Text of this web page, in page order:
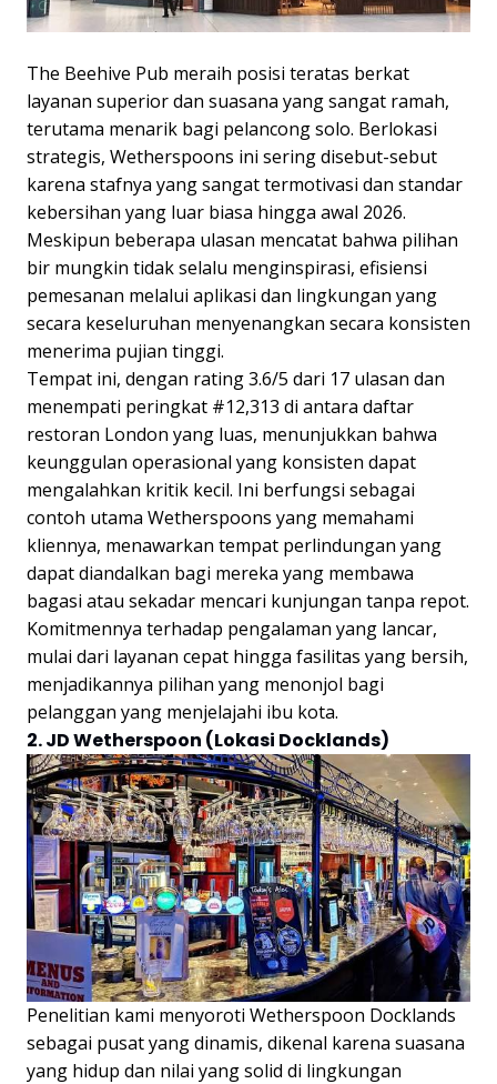
The Beehive Pub meraih posisi teratas berkat
layanan superior dan suasana yang sangat ramah,
terutama menarik bagi pelancong solo. Berlokasi
strategis, Wetherspoons ini sering disebut-sebut
karena stafnya yang sangat termotivasi dan standar
kebersihan yang luar biasa hingga awal 2026.
Meskipun beberapa ulasan mencatat bahwa pilihan
bir mungkin tidak selalu menginspirasi, efisiensi
pemesanan melalui aplikasi dan lingkungan yang
secara keseluruhan menyenangkan secara konsisten
menerima pujian tinggi.
Tempat ini, dengan rating 3.6/5 dari 17 ulasan dan
menempati peringkat #12,313 di antara daftar
restoran London yang luas, menunjukkan bahwa
keunggulan operasional yang konsisten dapat
mengalahkan kritik kecil. Ini berfungsi sebagai
contoh utama Wetherspoons yang memahami
kliennya, menawarkan tempat perlindungan yang
dapat diandalkan bagi mereka yang membawa
bagasi atau sekadar mencari kunjungan tanpa repot.
Komitmennya terhadap pengalaman yang lancar,
mulai dari layanan cepat hingga fasilitas yang bersih,
menjadikannya pilihan yang menonjol bagi
pelanggan yang menjelajahi ibu kota.
2. JD Wetherspoon (Lokasi Docklands)
Penelitian kami menyoroti Wetherspoon Docklands
sebagai pusat yang dinamis, dikenal karena suasana
yang hidup dan nilai yang solid di lingkungan